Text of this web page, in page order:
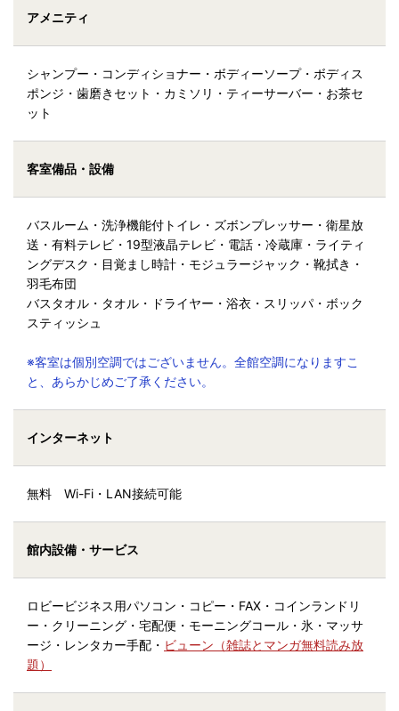
アメニティ
シャンプー・コンディショナー・ボディーソープ・ボディス
ポンジ・歯磨きセット・カミソリ・ティーサーバー・お茶セ
ット
客室備品・設備
バスルーム・洗浄機能付トイレ・ズボンプレッサー・衛星放
送・有料テレビ・19型液晶テレビ・電話・冷蔵庫・ライティ
ングデスク・目覚まし時計・モジュラージャック・靴拭き・
羽毛布団
バスタオル・タオル・ドライヤー・浴衣・スリッパ・ボック
スティッシュ
※客室は個別空調ではございません。全館空調になりますこ
と、あらかじめご了承ください。
インターネット
無料 Wi-Fi・LAN接続可能
館内設備・サービス
ロビービジネス用パソコン・コピー・FAX・コインランドリ
ー・クリーニング・宅配便・モーニングコール・氷・マッサ
ージ・レンタカー手配・ ビューン（雑誌とマンガ無料読み放
題）